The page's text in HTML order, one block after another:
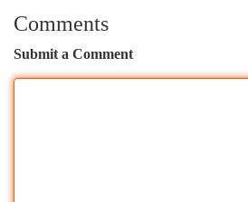
Comments
Submit a Comment